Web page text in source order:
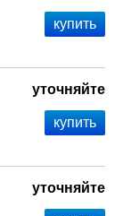
уточняйте
уточняйте